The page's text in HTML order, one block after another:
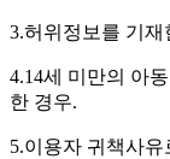
3.허위정보를 기재
4.14세 미만의 아
한 경우.
5.이용자 귀책사